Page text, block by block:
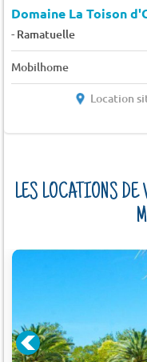
Domaine La Toison
- Ramatuelle
Mobilhome
Location
LES LOCATIONS DE